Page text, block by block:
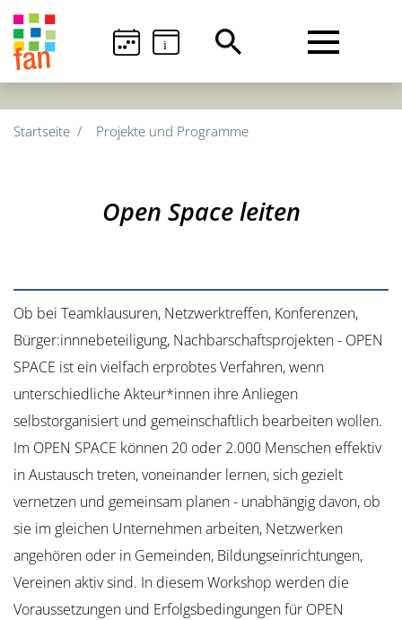
i
Startseite Projekte und Programme
Open Space leiten
Ob bei Teamklausuren, Netzwerktreffen, Konferenzen,
Bürger:innnebeteiligung, Nachbarschaftsprojekten - OPEN
SPACE ist ein vielfach erprobtes Verfahren, wenn
unterschiedliche Akteur*innen ihre Anliegen
selbstorganisiert und gemeinschaftlich bearbeiten wollen.
Im OPEN SPACE können 20 oder 2.000 Menschen effektiv
in Austausch treten, voneinander lernen, sich gezielt
vernetzen und gemeinsam planen - unabhängig davon, ob
sie im gleichen Unternehmen arbeiten, Netzwerken
angehören oder in Gemeinden, Bildungseinrichtungen,
Vereinen aktiv sind. In diesem Workshop werden die
Voraussetzungen und Erfolgsbedingungen für OPEN